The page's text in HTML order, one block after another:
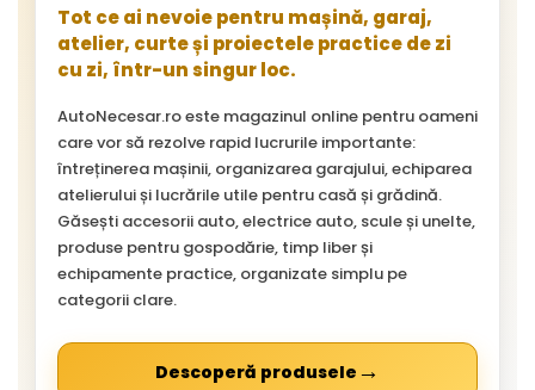
Tot ce ai nevoie pentru mașină, garaj,
atelier, curte și proiectele practice de zi
cu zi, într-un singur loc.
AutoNecesar.ro este magazinul online pentru oameni
care vor să rezolve rapid lucrurile importante:
întreținerea mașinii, organizarea garajului, echiparea
atelierului și lucrările utile pentru casă și grădină.
Găsești accesorii auto, electrice auto, scule și unelte,
produse pentru gospodărie, timp liber și
echipamente practice, organizate simplu pe
categorii clare.
Descoperă produsele →